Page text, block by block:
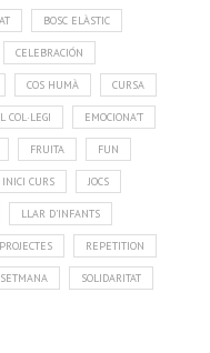
BOSC ELÀSTIC
CELEBRACIÓN
COS HUMÀ CURSA
COL·LEGI EMOCIONA'T
FRUITA FUN
INICI CURS JOCS
LLAR D'INFANTS
PROJECTES REPETITION
SETMANA SOLIDARITAT